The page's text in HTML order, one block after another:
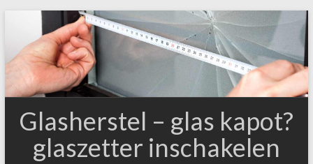
Glasherstel – glas kapot?
glaszetter inschakelen